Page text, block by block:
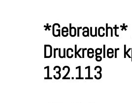
Druckregler
132.113